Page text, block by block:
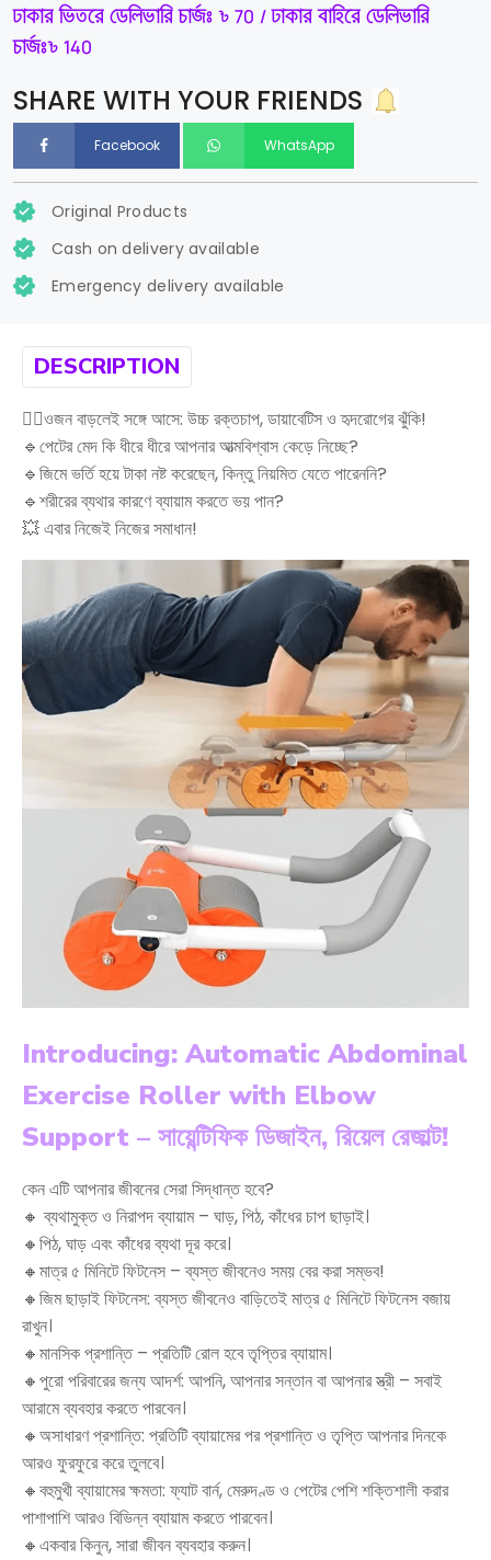
ঢাকার ভিতরে ডেলিভারি চার্জঃ ৳ 70 / ঢাকার বাহিরে ডেলিভারি
চার্জঃ৳ 140
SHARE WITH YOUR FRIENDS
Facebook WhatsApp
Original Products
Cash on delivery available
Emergency delivery available
DESCRIPTION
🏋️‍♀️ওজন বাড়লেই সঙ্গে আসে: উচ্চ রক্তচাপ, ডায়াবেটিস ও হৃদরোগের ঝুঁকি!
🔹পেটের মেদ কি ধীরে ধীরে আপনার আত্মবিশ্বাস কেড়ে নিচ্ছে?
🔹জিমে ভর্তি হয়ে টাকা নষ্ট করেছেন, কিন্তু নিয়মিত যেতে পারেননি?
🔹শরীরের ব্যথার কারণে ব্যায়াম করতে ভয় পান?
💥 এবার নিজেই নিজের সমাধান!
Introducing: Automatic Abdominal
Exercise Roller with Elbow
Support – সায়েন্টিফিক ডিজাইন, রিয়েল রেজাল্ট!
কেন এটি আপনার জীবনের সেরা সিদ্ধান্ত হবে?
🔸 ব্যথামুক্ত ও নিরাপদ ব্যায়াম – ঘাড়, পিঠ, কাঁধের চাপ ছাড়াই।
🔸পিঠ, ঘাড় এবং কাঁধের ব্যথা দূর করে।
🔸মাত্র ৫ মিনিটে ফিটনেস – ব্যস্ত জীবনেও সময় বের করা সম্ভব!
🔸জিম ছাড়াই ফিটনেস: ব্যস্ত জীবনেও বাড়িতেই মাত্র ৫ মিনিটে ফিটনেস বজায়
রাখুন।
🔸মানসিক প্রশান্তি – প্রতিটি রোল হবে তৃপ্তির ব্যায়াম।
🔸পুরো পরিবারের জন্য আদর্শ: আপনি, আপনার সন্তান বা আপনার স্ত্রী – সবাই
আরামে ব্যবহার করতে পারবেন।
🔸অসাধারণ প্রশান্তি: প্রতিটি ব্যায়ামের পর প্রশান্তি ও তৃপ্তি আপনার দিনকে
আরও ফুরফুরে করে তুলবে।
🔸বহুমুখী ব্যায়ামের ক্ষমতা: ফ্যাট বার্ন, মেরুদণ্ড ও পেটের পেশি শক্তিশালী করার
পাশাপাশি আরও বিভিন্ন ব্যায়াম করতে পারবেন।
🔸একবার কিনুন, সারা জীবন ব্যবহার করুন।